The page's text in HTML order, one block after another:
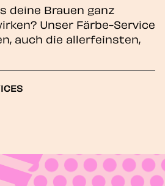
deine Brauen ganz
Unser Färbe-Service
auch die allerfeinsten,